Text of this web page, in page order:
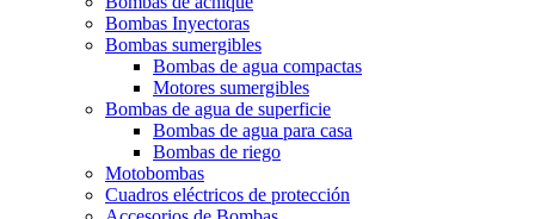
Bombas Inyectoras
Bombas sumergibles
Bombas de agua compactas
Motores sumergibles
Bombas de agua de superficie
Bombas de agua para casa
Bombas de riego
Motobombas
Cuadros eléctricos de protección